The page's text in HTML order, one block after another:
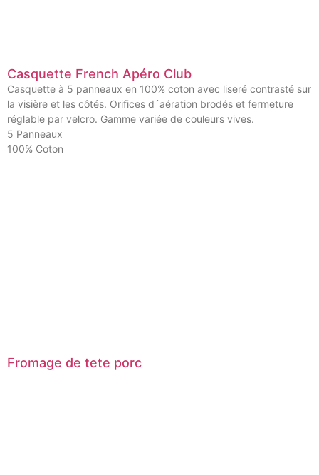
Casquette French Apéro Club
Casquette à 5 panneaux en 100% coton avec liseré contrasté sur
la visière et les côtés. Orifices d´aération brodés et fermeture
réglable par velcro. Gamme variée de couleurs vives.
5 Panneaux
100% Coton
Fromage de tete porc